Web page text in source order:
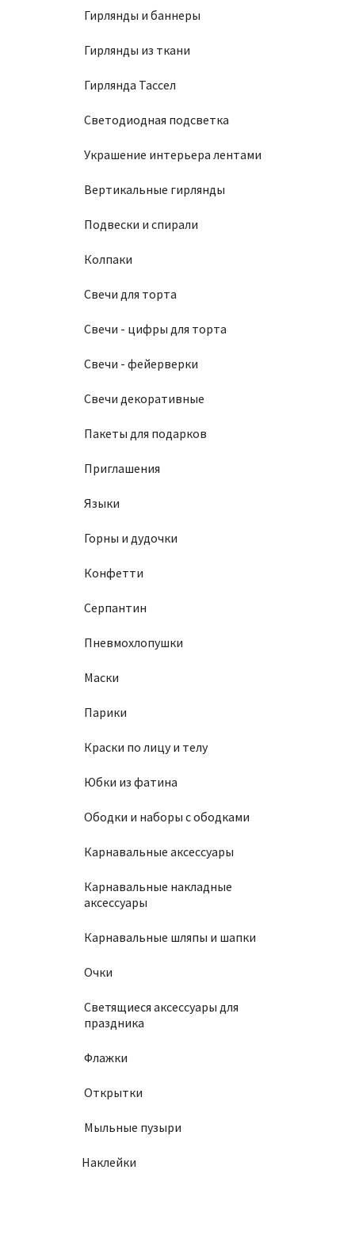
Гирлянды и баннеры
Гирлянды из ткани
Гирлянда Тассел
Светодиодная подсветка
Украшение интерьера лентами
Вертикальные гирлянды
Подвески и спирали
Колпаки
Свечи для торта
Свечи - цифры для торта
Свечи - фейерверки
Свечи декоративные
Пакеты для подарков
Приглашения
Языки
Горны и дудочки
Конфетти
Серпантин
Пневмохлопушки
Маски
Парики
Краски по лицу и телу
Юбки из фатина
Ободки и наборы с ободками
Карнавальные аксессуары
Карнавальные накладные
аксессуары
Карнавальные шляпы и шапки
Очки
Светящиеся аксессуары для
праздника
Флажки
Открытки
Мыльные пузыри
Наклейки